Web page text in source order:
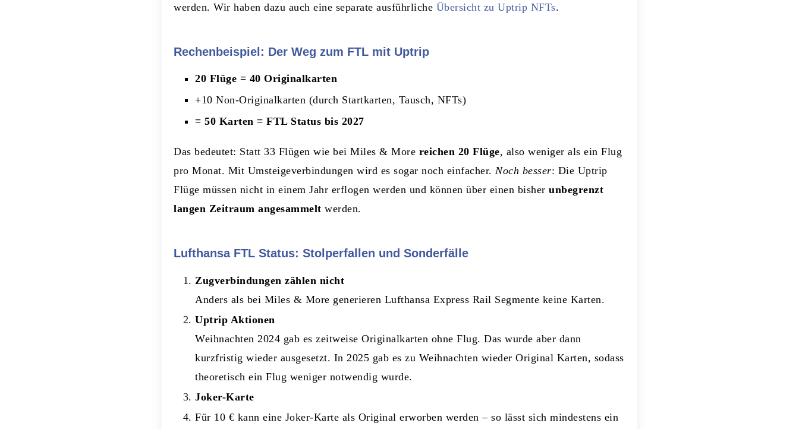
werden. Wir haben dazu auch eine separate ausführliche Übersicht zu Uptrip NFTs.
Rechenbeispiel: Der Weg zum FTL mit Uptrip
20 Flüge = 40 Originalkarten
+10 Non-Originalkarten (durch Startkarten, Tausch, NFTs)
= 50 Karten = FTL Status bis 2027
Das bedeutet: Statt 33 Flügen wie bei Miles & More reichen 20 Flüge, also weniger als ein Flug
pro Monat. Mit Umsteigeverbindungen wird es sogar noch einfacher. Noch besser: Die Uptrip
Flüge müssen nicht in einem Jahr erflogen werden und können über einen bisher unbegrenzt
langen Zeitraum angesammelt werden.
Lufthansa FTL Status: Stolperfallen und Sonderfälle
Zugverbindungen zählen nicht
Anders als bei Miles & More generieren Lufthansa Express Rail Segmente keine Karten.
Uptrip Aktionen
Weihnachten 2024 gab es zeitweise Originalkarten ohne Flug. Das wurde aber dann
kurzfristig wieder ausgesetzt. In 2025 gab es zu Weihnachten wieder Original Karten, sodass
theoretisch ein Flug weniger notwendig wurde.
Joker-Karte
Für 10 € kann eine Joker-Karte als Original erworben werden – so lässt sich mindestens ein